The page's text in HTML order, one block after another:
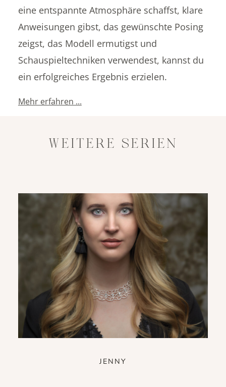
eine entspannte Atmosphäre schaffst, klare
Anweisungen gibst, das gewünschte Posing
zeigst, das Modell ermutigst und
Schauspieltechniken verwendest, kannst du
ein erfolgreiches Ergebnis erzielen.
Mehr erfahren ...
WEITERE SERIEN
JENNY